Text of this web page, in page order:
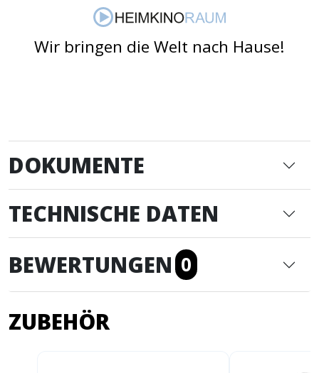
Wir bringen die Welt nach Hause!
DOKUMENTE
TECHNISCHE DATEN
BEWERTUNGEN 0
ZUBEHÖR